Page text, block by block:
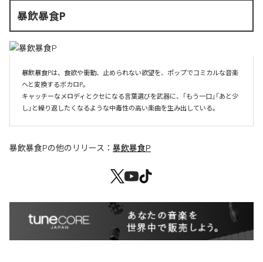
暴飲暴食P
暴飲暴食Pは、食欲や衝動、止められない欲望を、ポップでコミカルな音楽
へと変換するボカロP。
キャッチーなメロディとクセになる言葉選びを武器に、「もう一口」「あと少
し」と繰り返したくなるような中毒性の高い楽曲を生み出している。
暴飲暴食Pの他のリリース： 暴飲暴食P